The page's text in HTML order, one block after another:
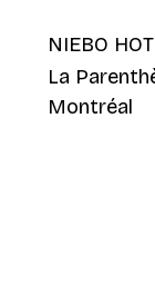
NIEBO
La
Montréal